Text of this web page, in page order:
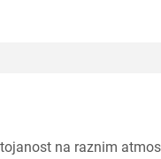
na raznim